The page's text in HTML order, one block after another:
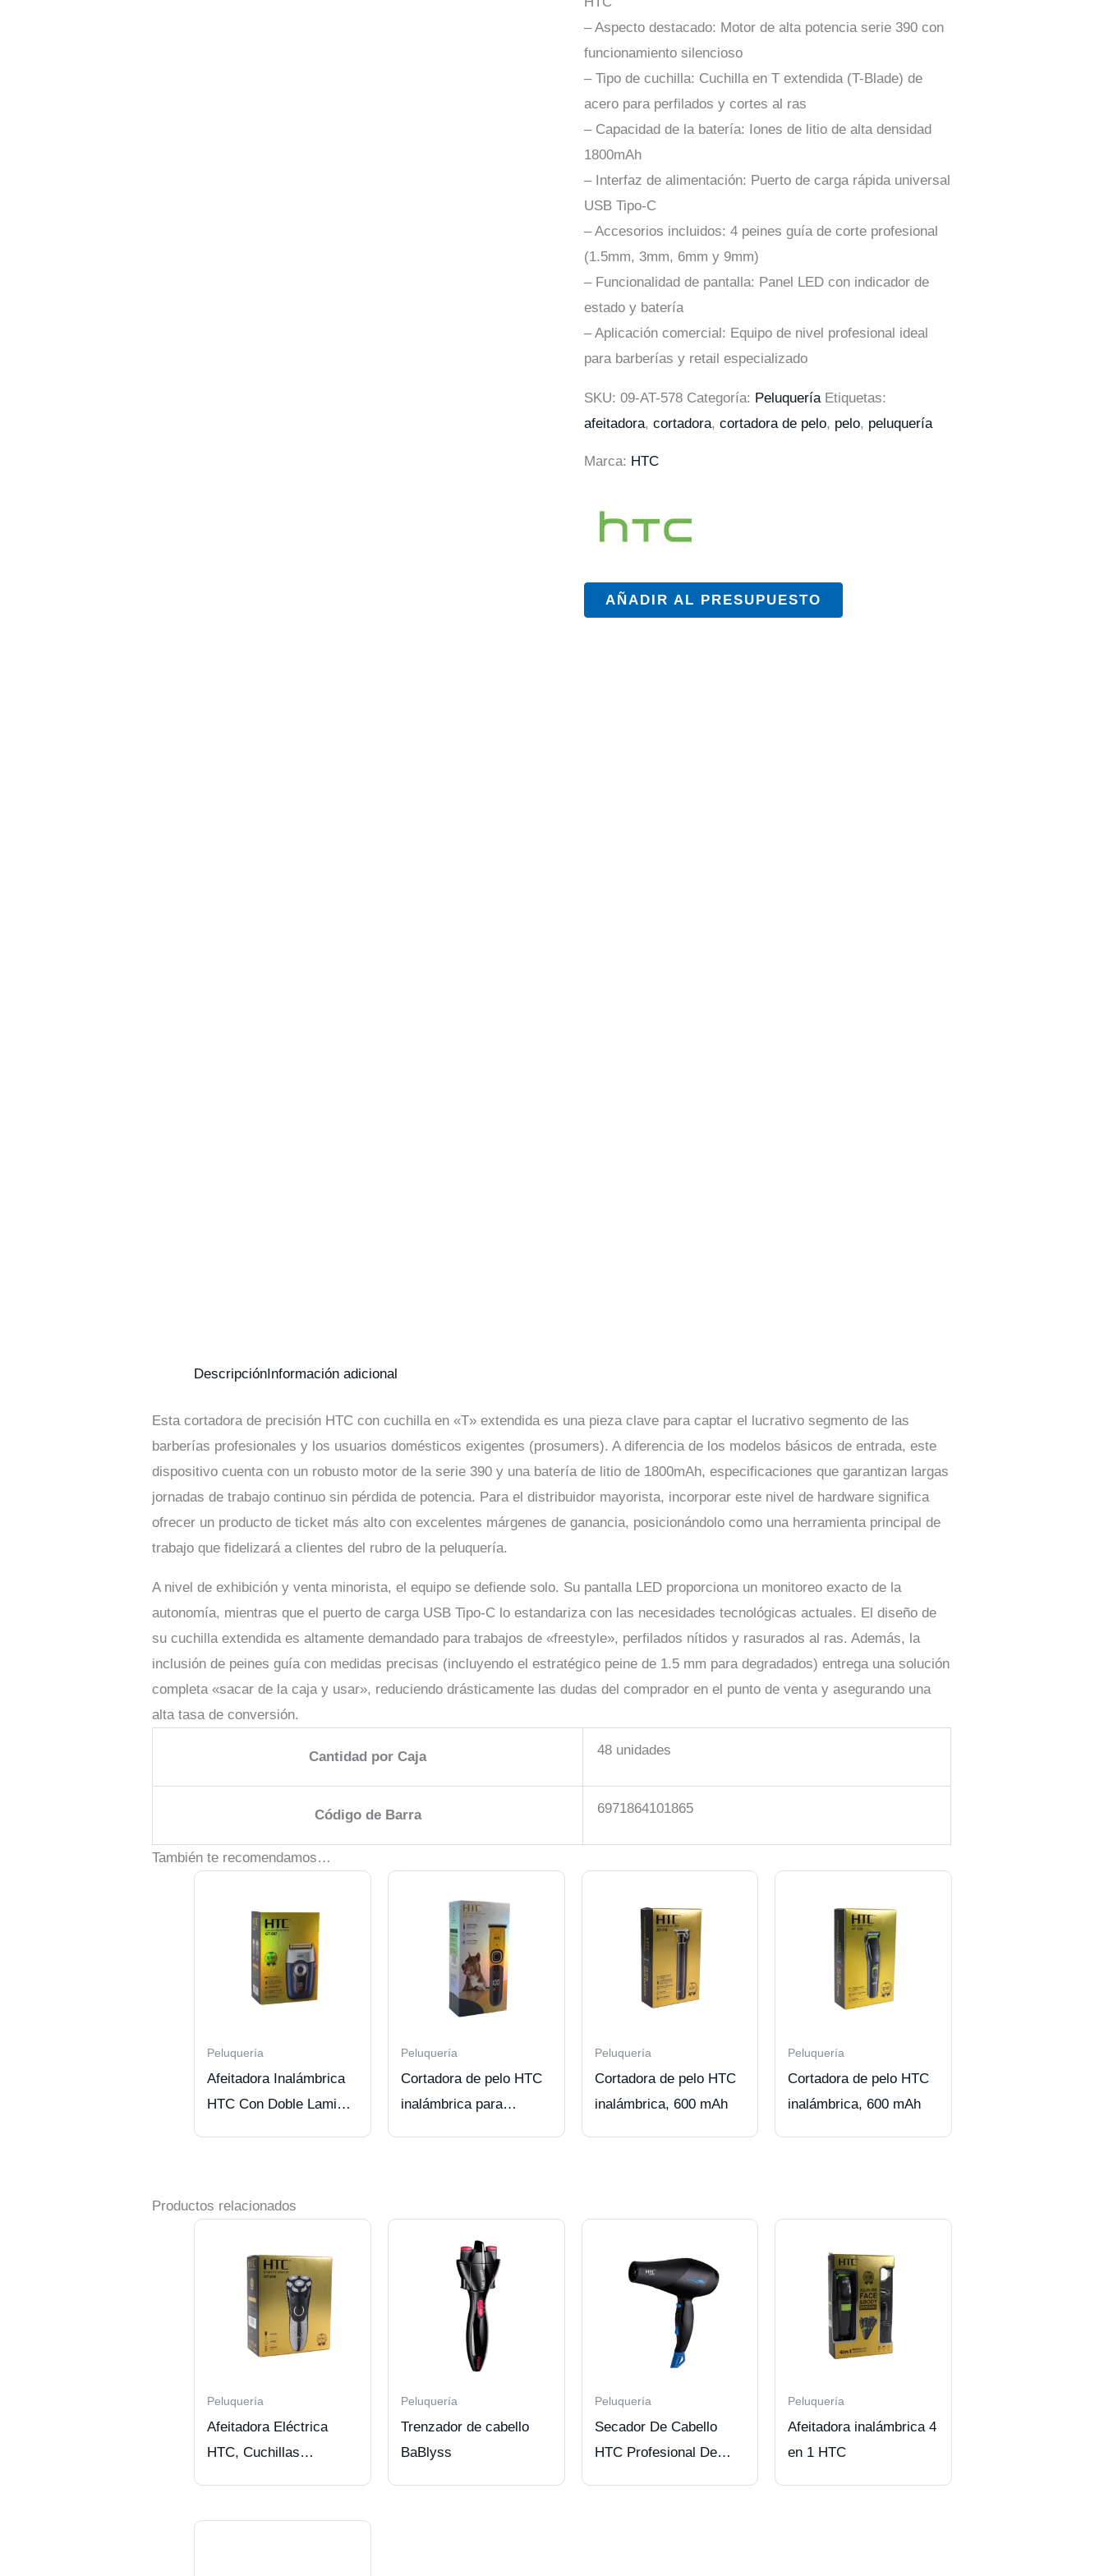
– Aspecto destacado: Motor de alta potencia serie 390 con
funcionamiento silencioso
– Tipo de cuchilla: Cuchilla en T extendida (T-Blade) de
acero para perfilados y cortes al ras
– Capacidad de la batería: Iones de litio de alta densidad
1800mAh
– Interfaz de alimentación: Puerto de carga rápida universal
USB Tipo-C
– Accesorios incluidos: 4 peines guía de corte profesional
(1.5mm, 3mm, 6mm y 9mm)
– Funcionalidad de pantalla: Panel LED con indicador de
estado y batería
– Aplicación comercial: Equipo de nivel profesional ideal
para barberías y retail especializado
SKU: 09-AT-578 Categoría: Peluquería Etiquetas:
afeitadora, cortadora, cortadora de pelo, pelo, peluquería
Marca: HTC
AÑADIR AL PRESUPUESTO
Descripción Información adicional
Esta cortadora de precisión HTC con cuchilla en «T» extendida es una pieza clave para captar el lucrativo segmento de las
barberías profesionales y los usuarios domésticos exigentes (prosumers). A diferencia de los modelos básicos de entrada, este
dispositivo cuenta con un robusto motor de la serie 390 y una batería de litio de 1800mAh, especificaciones que garantizan largas
jornadas de trabajo continuo sin pérdida de potencia. Para el distribuidor mayorista, incorporar este nivel de hardware significa
ofrecer un producto de ticket más alto con excelentes márgenes de ganancia, posicionándolo como una herramienta principal de
trabajo que fidelizará a clientes del rubro de la peluquería.
A nivel de exhibición y venta minorista, el equipo se defiende solo. Su pantalla LED proporciona un monitoreo exacto de la
autonomía, mientras que el puerto de carga USB Tipo-C lo estandariza con las necesidades tecnológicas actuales. El diseño de
su cuchilla extendida es altamente demandado para trabajos de «freestyle», perfilados nítidos y rasurados al ras. Además, la
inclusión de peines guía con medidas precisas (incluyendo el estratégico peine de 1.5 mm para degradados) entrega una solución
completa «sacar de la caja y usar», reduciendo drásticamente las dudas del comprador en el punto de venta y asegurando una
alta tasa de conversión.
Cantidad por Caja 48 unidades
Código de Barra 6971864101865
También te recomendamos…
Peluquería
Afeitadora Inalámbrica
HTC Con Doble Lamina
Peluquería
Cortadora de pelo HTC
inalámbrica para
Peluquería
Cortadora de pelo HTC
inalámbrica, 600 mAh
Peluquería
Cortadora de pelo HTC
inalámbrica, 600 mAh
Productos relacionados
Peluquería
Afeitadora Eléctrica
HTC, Cuchillas
Peluquería
Trenzador de cabello
BaBlyss
Peluquería
Secador De Cabello
HTC Profesional De
Peluquería
Afeitadora inalámbrica 4
en 1 HTC